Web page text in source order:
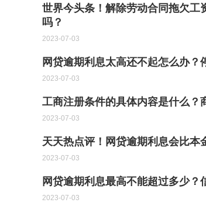
世界今头条！解除劳动合同拖欠工
吗？
2023-07-03
网贷逾期利息太高还不起怎么办
2023-07-03
工商注册条件的具体内容是什么？
2023-07-03
天天热点评！网贷逾期利息会比本
2023-07-03
网贷逾期利息最高不能超过多少
2023-07-03